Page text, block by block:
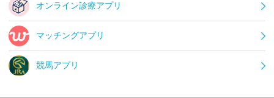
オンライン診療アプリ
マッチングアプリ
競馬アプリ